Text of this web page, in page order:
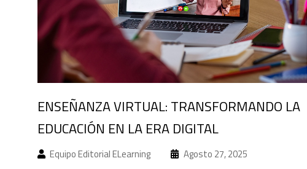
ENSEÑANZA VIRTUAL: TRANSFORMANDO LA
EDUCACIÓN EN LA ERA DIGITAL
Equipo Editorial ELearning Agosto 27, 2025